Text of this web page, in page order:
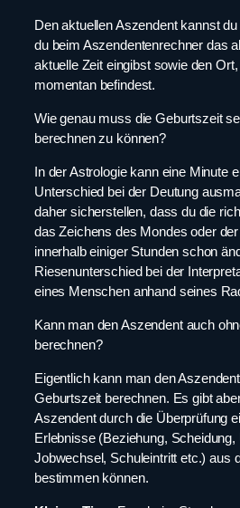
Den aktuellen Aszendent kannst
du beim Aszendentenrechner das
aktuelle Zeit eingibst sowie den
momentan befindest.
Wie genau muss die Geburtszeit
berechnen zu können?
In der Astrologie kann eine Minute
Unterschied bei der Deutung
daher sicherstellen, dass du die
das Zeichens des Mondes oder
innerhalb einiger Stunden schon
Riesenunterschied bei der
eines Menschen anhand seines
Kann man den Aszendent auch
berechnen?
Eigentlich kann man den
Geburtszeit berechnen. Es gibt
Aszendent durch die Überprüfung
Erlebnisse (Beziehung, Scheidung,
Jobwechsel, Schuleintritt etc.) aus
bestimmen können.